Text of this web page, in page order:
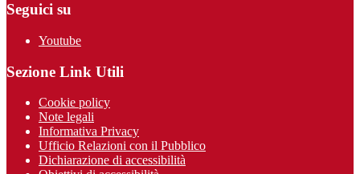
Seguici su
Youtube
Sezione Link Utili
Cookie policy
Note legali
Informativa Privacy
Ufficio Relazioni con il Pubblico
Dichiarazione di accessibilità